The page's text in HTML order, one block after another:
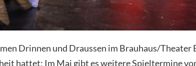
Drinnen und Draussen im Brauhaus/Theater
hattet: Im Mai gibt es weitere Spieltermine